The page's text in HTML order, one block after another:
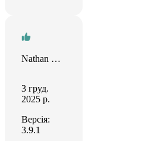
Nathan Van Bignoot
3 груд.
2025 р.
Версія:
3.9.1